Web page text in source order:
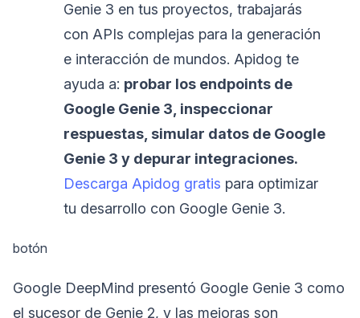
Genie 3 en tus proyectos, trabajarás
con APIs complejas para la generación
e interacción de mundos. Apidog te
ayuda a: probar los endpoints de
Google Genie 3, inspeccionar
respuestas, simular datos de Google
Genie 3 y depurar integraciones.
Descarga Apidog gratis para optimizar
tu desarrollo con Google Genie 3.
botón
Google DeepMind presentó Google Genie 3 como
el sucesor de Genie 2, y las mejoras son